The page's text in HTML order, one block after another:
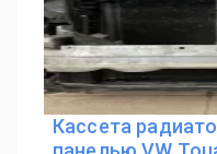
Кассета